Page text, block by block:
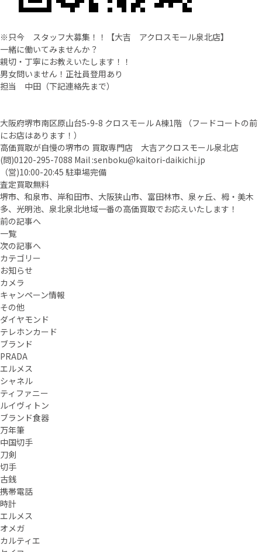
※只今 スタッフ大募集！！【大吉 アクロスモール泉北店】
一緒に働いてみませんか？
親切・丁寧にお教えいたします！！
男女問いません！正社員登用あり
担当 中田（下記連絡先まで）
大阪府堺市南区原山台5-9-8 クロスモール A棟1階 （フードコートの前
にお店はあります！）
高価買取が自慢の堺市の 買取専門店 大吉アクロスモール泉北店
(問)0120-295-7088 Mail :senboku@kaitori-daikichi.jp
（営)10:00-20:45 駐車場完備
査定買取無料
堺市、和泉市、岸和田市、大阪狭山市、富田林市、泉ヶ丘、栂・美木
多、光明池、泉北泉北地域一番の高価買取でお応えいたします！
前の記事へ
一覧
次の記事へ
カテゴリー
お知らせ
カメラ
キャンペーン情報
その他
ダイヤモンド
テレホンカード
ブランド
PRADA
エルメス
シャネル
ティファニー
ルイヴィトン
ブランド食器
万年筆
中国切手
刀剣
切手
古銭
携帯電話
時計
エルメス
オメガ
カルティエ